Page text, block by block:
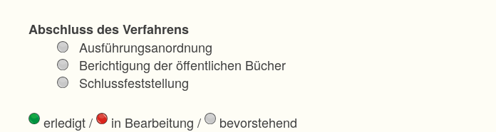
Abschluss des Verfahrens
Ausführungsanordnung
Berichtigung der öffentlichen Bücher
Schlussfeststellung
erledigt/ in Bearbeitung / bevorstehend